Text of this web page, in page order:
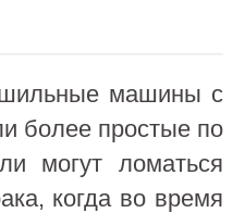
машины с
более простые по
могут ломаться
когда во время